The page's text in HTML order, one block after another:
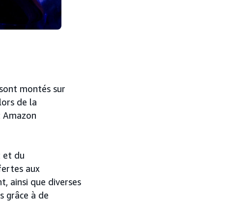
montés sur
de la
et du
aux
ainsi que diverses
grâce à de